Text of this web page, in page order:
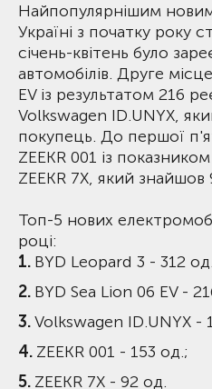
Найпопулярнішим
Україні з початку року
січень-квітень було
автомобілів. Друге
EV із результатом 216
Volkswagen ID.UNYX,
покупець. До першої
ZEEKR 001 із
ZEEKR 7X, який знайшов
Топ-5 нових
році:
BYD Leopard 3 - 312
BYD Sea Lion 06 EV -
Volkswagen ID.UNYX -
ZEEKR 001 - 153 од.;
ZEEKR 7X - 92 од.